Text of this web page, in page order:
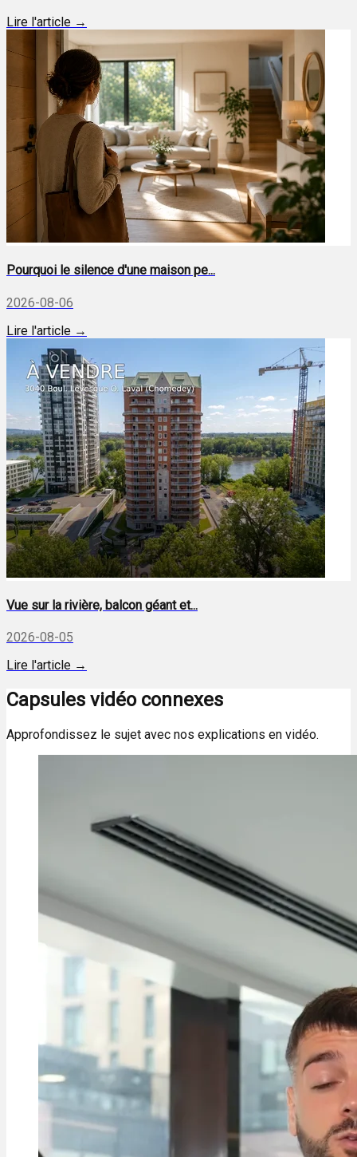
Lire l'article →
Pourquoi le silence d'une maison pe...
2026-08-06
Lire l'article →
Vue sur la rivière, balcon géant et...
2026-08-05
Lire l'article →
Capsules vidéo connexes
Approfondissez le sujet avec nos explications en vidéo.